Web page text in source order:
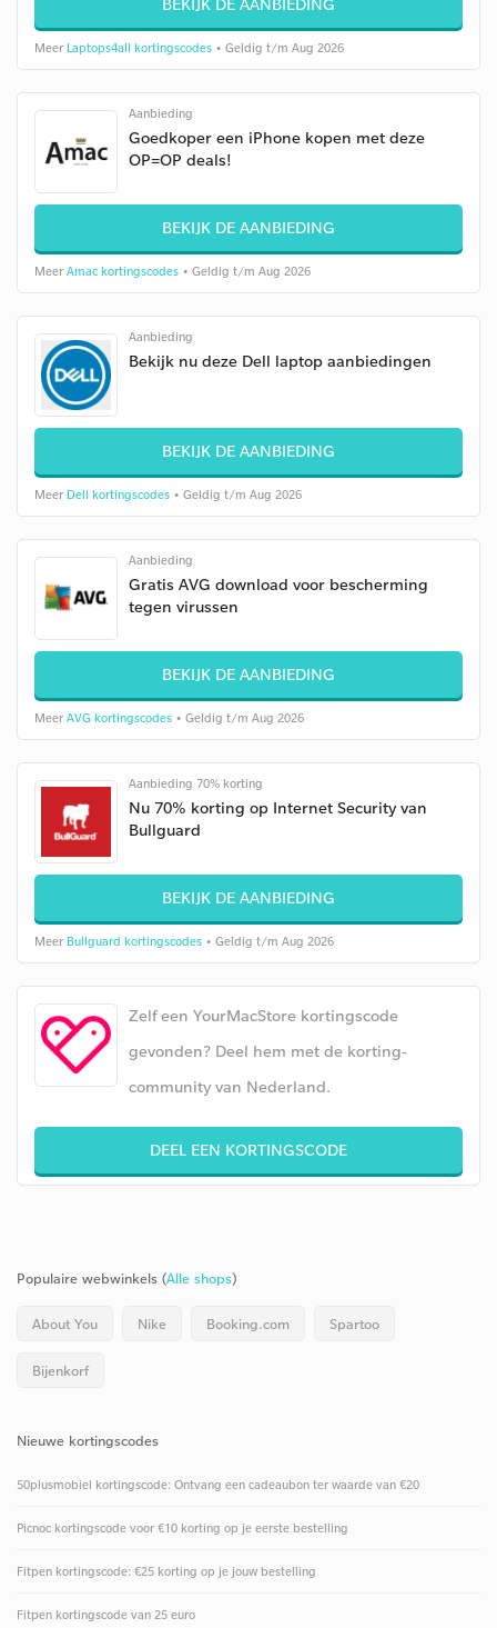
Meer Laptops4all kortingscodes • Geldig t/m Aug 2026
Aanbieding
Goedkoper een iPhone kopen met deze
OP=OP deals!
BEKIJK DE AANBIEDING
Meer Amac kortingscodes • Geldig t/m Aug 2026
Aanbieding
Bekijk nu deze Dell laptop aanbiedingen
BEKIJK DE AANBIEDING
Meer Dell kortingscodes • Geldig t/m Aug 2026
Aanbieding
Gratis AVG download voor bescherming
tegen virussen
BEKIJK DE AANBIEDING
Meer AVG kortingscodes • Geldig t/m Aug 2026
Aanbieding 70% korting
Nu 70% korting op Internet Security van
Bullguard
BEKIJK DE AANBIEDING
Meer Bullguard kortingscodes • Geldig t/m Aug 2026
Zelf een YourMacStore kortingscode
gevonden? Deel hem met de korting-
community van Nederland.
DEEL EEN KORTINGSCODE
Populaire webwinkels (Alle shops)
About You Nike Booking.com Spartoo
Bijenkorf
Nieuwe kortingscodes
50plusmobiel kortingscode: Ontvang een cadeaubon ter waarde van €20
Picnoc kortingscode voor €10 korting op je eerste bestelling
Fitpen kortingscode: €25 korting op je jouw bestelling
Fitpen kortingscode van 25 euro